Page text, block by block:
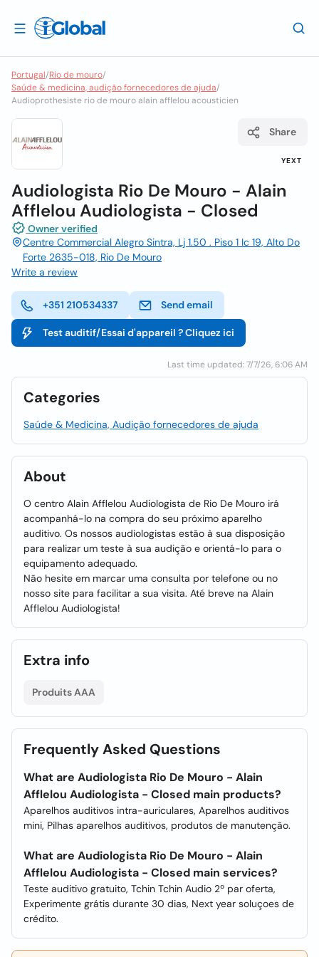
Portugal/Rio de mouro/
Saúde & medicina, audição fornecedores de ajuda/
Audioprothesiste rio de mouro alain afflelou acousticien
YEXT
Share
Audiologista Rio De Mouro - Alain
Afflelou Audiologista - Closed
Owner verified
Centre Commercial Alegro Sintra, Lj 1.50 . Piso 1 Ic 19, Alto Do
Forte 2635-018, Rio De Mouro
Write a review
+351 210534337 Send email
Test auditif/Essai d'appareil ? Cliquez ici
Last time updated: 7/7/26, 6:06 AM
Categories
Saúde & Medicina, Audição fornecedores de ajuda
About
O centro Alain Afflelou Audiologista de Rio De Mouro irá
acompanhá-lo na compra do seu próximo aparelho
auditivo. Os nossos audiologistas estão à sua disposição
para realizar um teste à sua audição e orientá-lo para o
equipamento adequado.
Não hesite em marcar uma consulta por telefone ou no
nosso site para facilitar a sua visita. Até breve na Alain
Afflelou Audiologista!
Extra info
Produits AAA
Frequently Asked Questions
What are Audiologista Rio De Mouro - Alain
Afflelou Audiologista - Closed main products?
Aparelhos auditivos intra-auriculares, Aparelhos auditivos
mini, Pilhas aparelhos auditivos, produtos de manutenção.
What are Audiologista Rio De Mouro - Alain
Afflelou Audiologista - Closed main services?
Teste auditivo gratuito, Tchin Tchin Audio 2º par oferta,
Experimente grátis durante 30 dias, Next year soluçoes de
crédito.